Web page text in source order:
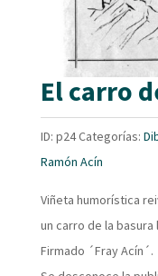
El carro
ID: p24Categorías:
Ramón Acín
Viñeta humorística
un carro de la
Firmado ´Fray Acín´.